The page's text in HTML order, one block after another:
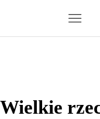
Wielkie